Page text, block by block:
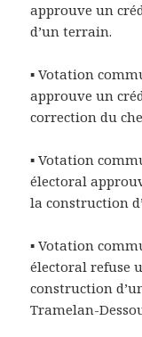
approuve un
d’un terrain.
▪ Votation
approuve un
correction du
▪ Votation
électoral
la construction
▪ Votation
électoral refuse
construction
Tramelan-